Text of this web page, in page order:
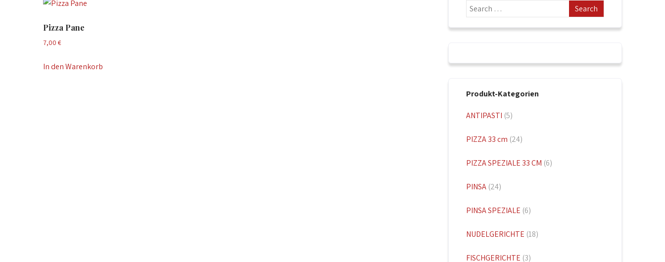
Pizza Pane
7,00 €
In den Warenkorb
Produkt-Kategorien
ANTIPASTI (5)
PIZZA 33 cm (24)
PIZZA SPEZIALE 33 CM (6)
PINSA (24)
PINSA SPEZIALE (6)
NUDELGERICHTE (18)
FISCHGERICHTE (3)